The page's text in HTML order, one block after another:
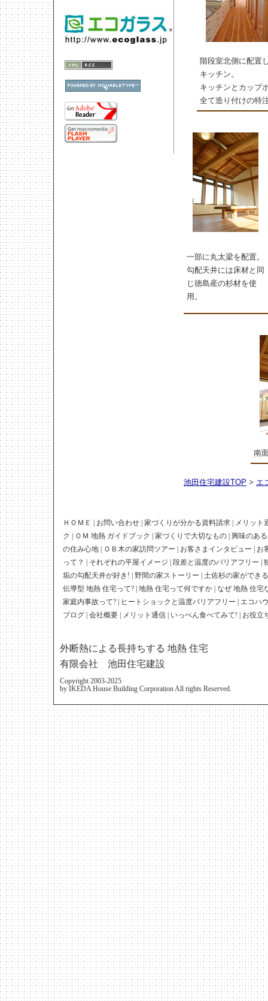
階段室北側に配置
キッチン。
キッチンとカップ
全て造り付けの特
一部に丸太梁を配置。
勾配天井には床材と同
じ徳島産の杉材を使
用。
南
池田住宅建設TOP > エ
ＨＯＭＥ | お問い合わせ | 家づくりが分かる資料請求 | メリット
ク | ＯＭ 地熱 ガイドブック | 家づくりで大切なもの | 興味のあ
の住み心地 | ＯＢ木の家訪問ツアー | お客さまインタビュー | お
って？ | それぞれの平屋イメージ | 段差と温度のバリアフリー |
垢の勾配天井が好き! | 野間の家ストーリー | 土佐杉の家ができ
伝導型 地熱 住宅って? | 地熱 住宅って何ですか | なぜ 地熱 住宅
家庭内事故って? | ヒートショックと温度バリアフリー | エコハ
ブログ | 会社概要 | メリット通信 | いっぺん食べてみて! | お役立
外断熱による長持ちする 地熱 住宅
有限会社 池田住宅建設
Copyright 2003-2025
by IKEDA House Building Corporation All rights Reserved.